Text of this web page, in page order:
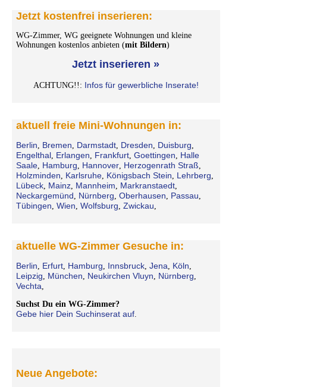
Jetzt kostenfrei inserieren:
WG-Zimmer, WG geeignete Wohnungen und kleine
Wohnungen kostenlos anbieten (mit Bildern)
Jetzt inserieren »
ACHTUNG!!: Infos für gewerbliche Inserate!
aktuell freie Mini-Wohnungen in:
Berlin Bremen Darmstadt, Dresden Duisburg
Engelthal, Erlangen Frankfurt, Goettingen
Halle
Saale, Hamburg Hannover, Herzogenrath Straß
Holzminden Karlsruhe, Königsbach Stein Lehrberg
Lübeck, Mainz, Mannheim Markranstaedt,
Neckargemünd Nürnberg Oberhausen Passau
Tübingen Wien Wolfsburg Zwickau
aktuelle WG-Zimmer Gesuche in:
Berlin Erfurt, Hamburg Innsbruck, Jena Köln
Leipzig München Neukirchen Vluyn Nürnberg
Vechta
Suchst Du ein WG-Zimmer?
Gebe hier Dein Suchinserat auf.
Neue Angebote: